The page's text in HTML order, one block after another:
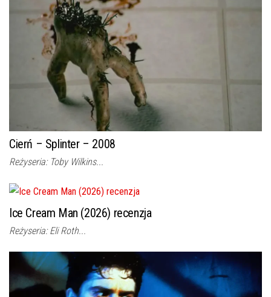
Cierń – Splinter – 2008
Reżyseria: Toby Wilkins...
Ice Cream Man (2026) recenzja
Reżyseria: Eli Roth...